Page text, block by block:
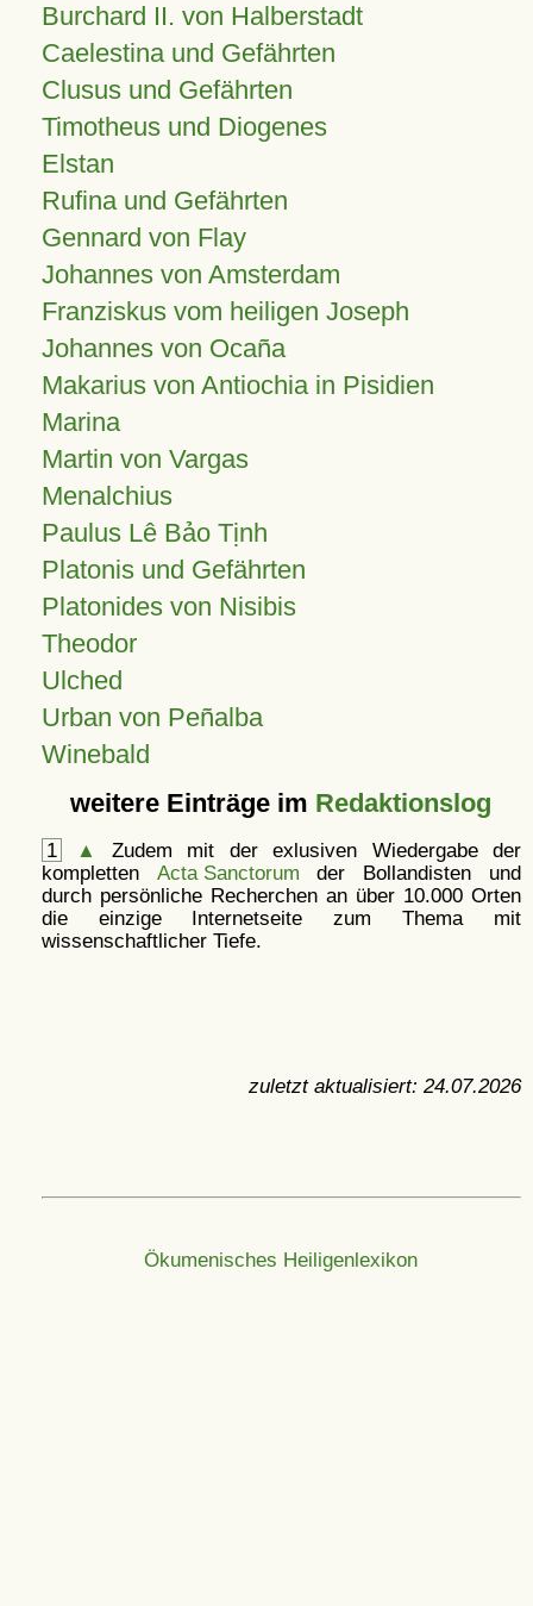
Burchard II. von Halberstadt
Caelestina und Gefährten
Clusus und Gefährten
Timotheus und Diogenes
Elstan
Rufina und Gefährten
Gennard von Flay
Johannes von Amsterdam
Franziskus vom heiligen Joseph
Johannes von Ocaña
Makarius von Antiochia in Pisidien
Marina
Martin von Vargas
Menalchius
Paulus Lê Bảo Tịnh
Platonis und Gefährten
Platonides von Nisibis
Theodor
Ulched
Urban von Peñalba
Winebald
weitere Einträge im Redaktionslog
1 ▲
Zudem mit der exlusiven Wiedergabe der
kompletten Acta Sanctorum der Bollandisten und
durch persönliche Recherchen an über 10.000 Orten
die einzige Internetseite zum Thema mit
wissenschaftlicher Tiefe.
zuletzt aktualisiert: 24.07.2026
Ökumenisches Heiligenlexikon